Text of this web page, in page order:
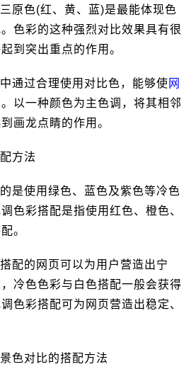
原色(红、黄、蓝)是最能体现色
色彩的这种强烈对比效果具有很
到突出重点的作用。
通过合理使用对比色，能够使 网
以一种颜色为主色调，将其相邻
画龙点睛的作用。
方法
是使用绿色、蓝色及紫色等冷色
色彩搭配是指使用红色、橙色、
。
配的网页可以为用户营造出宁
冷色色彩与白色搭配一般会获得
色彩搭配可为网页营造出稳定、
色对比的搭配方法